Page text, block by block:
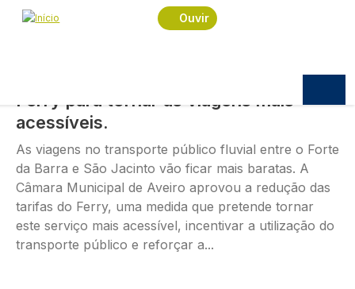
Passar para o conteúdo principal
Ouvir
Imagem
POLÍTICA
Ferry para tornar as viagens mais
acessíveis.
As viagens no transporte público fluvial entre o Forte
da Barra e São Jacinto vão ficar mais baratas. A
Câmara Municipal de Aveiro aprovou a redução das
tarifas do Ferry, uma medida que pretende tornar
este serviço mais acessível, incentivar a utilização do
transporte público e reforçar a...